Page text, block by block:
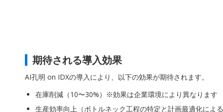
期待される導入効果
AI孔明 on IDXの導入により、以下の効果が期待されます。
在庫削減（10〜30%）※効果は企業環境により異なります
生産効率向上（ボトルネック工程の特定と計画最適化による